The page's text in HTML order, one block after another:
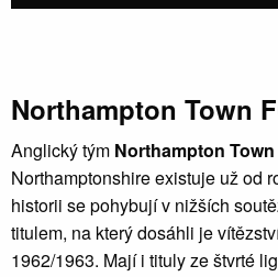
Northampton Town
Anglický tým Northampton Town
Northamptonshire existuje už od
historii se pohybují v nižších
titulem, na který dosáhli je
1962/1963. Mají i tituly ze štvrté